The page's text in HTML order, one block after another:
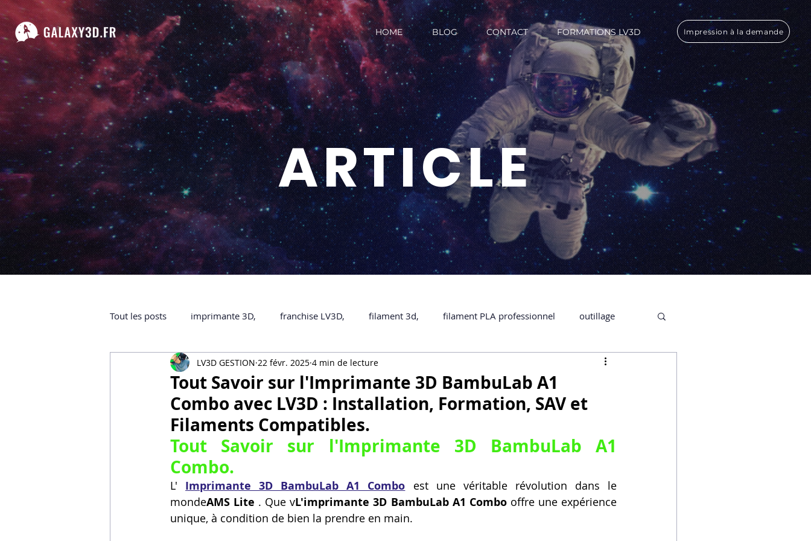
HOME BLOG CONTACT FORMATIONS LV3D Impression à la demande
ARTICLE
Tout les posts imprimante 3D, franchise LV3D, filament 3d, filament PLA professionnel outillage
impression 3D à la demande Accessoires imprimante 3D professionelle
ARTILLERY 3D Formation impression 3D SCANNER 3D impression 3D
certifiée QUALIOPI Formation 3D en ligne.
Creality Hi combo Artillery M1 Pro Filament PLA Service administratif en ligne Secrétaire en Ligne
Tout Savoir sur l'Imprimante 3D BambuLab A1
Combo avec LV3D : Installation, Formation, SAV et
Filaments Compatibles.
LV3D GESTION 22 févr. 2025 4 min de lecture
Tout Savoir sur l'Imprimante 3D BambuLab A1
Combo.
L' Imprimante 3D BambuLab A1 Combo est une véritable révolution dans le
mondeAMS Lite . Que vL'imprimante 3D BambuLab A1 Combo offre une expérience
unique, à condition de bien la prendre en main.